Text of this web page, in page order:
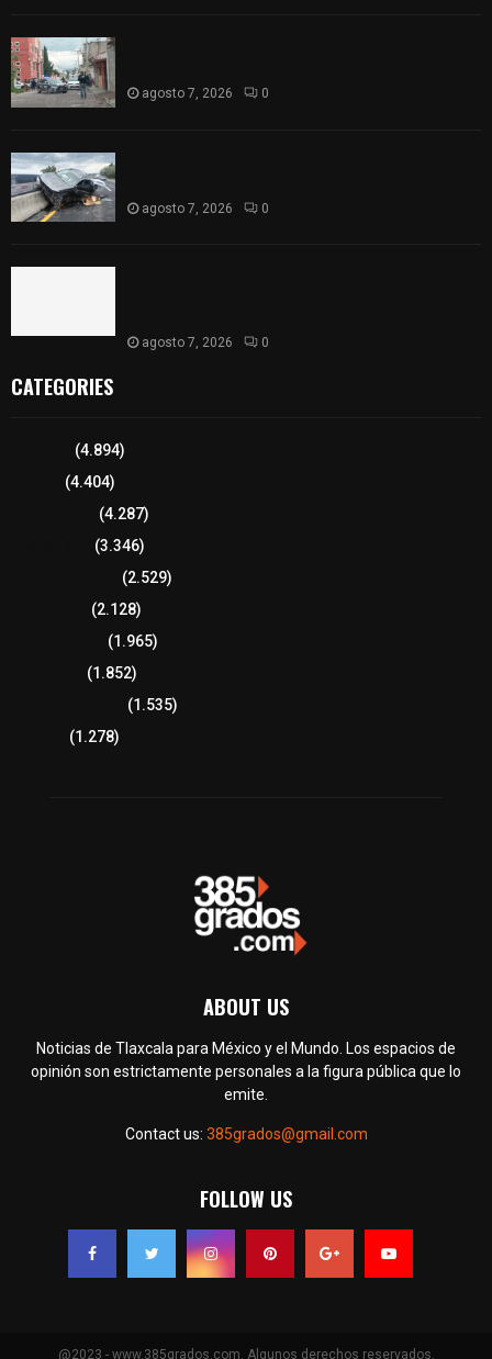
agosto 7, 2026 0
agosto 7, 2026 0
agosto 7, 2026 0
CATEGORIES
(4.894)
(4.404)
(4.287)
(3.346)
(2.529)
(2.128)
(1.965)
(1.852)
(1.535)
(1.278)
ABOUT US
Noticias de Tlaxcala para México y el Mundo. Los espacios de
opinión son estrictamente personales a la figura pública que lo
emite.
Contact us: 385grados@gmail.com
FOLLOW US
@2023 - www.385grados.com. Algunos derechos reservados.